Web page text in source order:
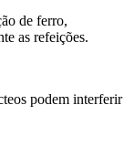
de ferro,
as refeições.
podem interferir